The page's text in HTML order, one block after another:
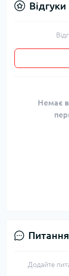
Відгуки
Немає
Питання
Додайте